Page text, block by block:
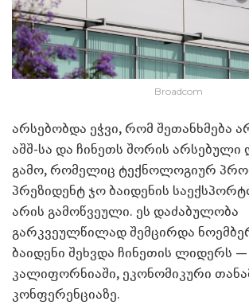
Broadcom
არსებობდა ეჭვი, რომ შეთანხმება
აშშ-სა და ჩინეთს შორის არსებული
გამო, რომელიც ტექნოლოგიურ
პრეზიდენტ ჯო ბაიდენის
არის გამოწვეული. ეს დაძაბულობა
გარკვეულწილად შემცირდა
ბაიდენი შეხვდა ჩინეთის ლიდერს —
კალიფორნიაში, ეკონომიკური
კონფერენციაზე.